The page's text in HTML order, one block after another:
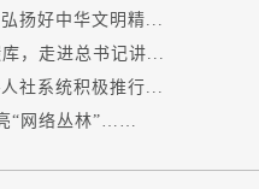
扬好中华文明精...
，走进总书记讲...
社系统积极推行...
“网络丛林”……